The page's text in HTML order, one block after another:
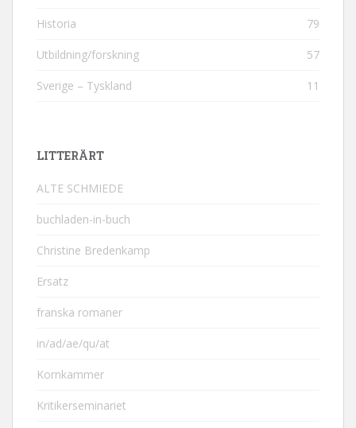
Historia 79
Utbildning/forskning 57
Sverige – Tyskland 11
LITTERÄRT
ALTE SCHMIEDE
buchladen-in-buch
Christine Bredenkamp
Ersatz
franska romaner
in/ad/ae/qu/at
Kornkammer
Kritikerseminariet